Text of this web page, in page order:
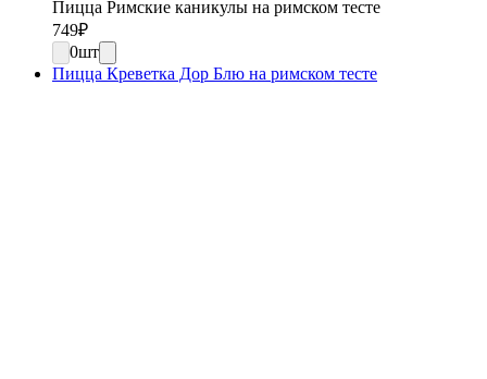
Пицца Римские каникулы на римском тесте
749₽
0шт
Пицца Креветка Дор Блю на римском тесте